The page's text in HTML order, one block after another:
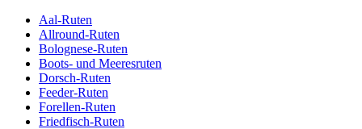
Aal-Ruten
Allround-Ruten
Bolognese-Ruten
Boots- und Meeresruten
Dorsch-Ruten
Feeder-Ruten
Forellen-Ruten
Friedfisch-Ruten